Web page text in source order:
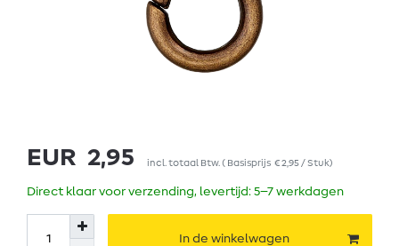
EUR 2,95 incl. totaal Btw.( Basisprijs € 2,95 / Stuk)
Direct klaar voor verzending, levertijd: 5–7 werkdagen
In de winkelwagen